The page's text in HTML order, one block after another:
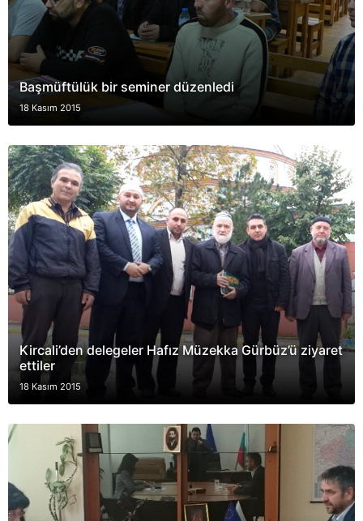
Başmüftülük bir seminer düzenledi
18 Kasım 2015
Kircali’den delegeler Hafız Müzekka Gürbüz’ü ziyaret
ettiler
18 Kasım 2015